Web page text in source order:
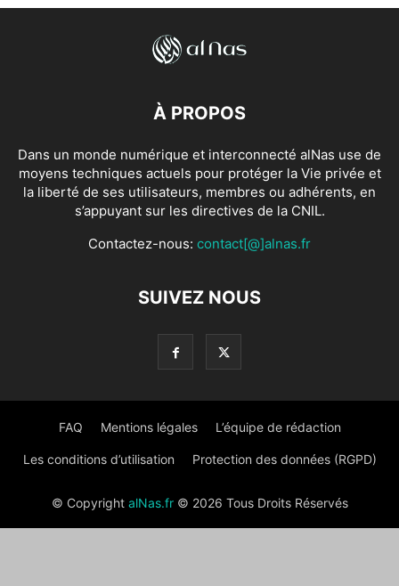
À PROPOS
Dans un monde numérique et interconnecté alNas use de
moyens techniques actuels pour protéger la Vie privée et
la liberté de ses utilisateurs, membres ou adhérents, en
s’appuyant sur les directives de la CNIL.
Contactez-nous: contact[@]alnas.fr
SUIVEZ NOUS
FAQ Mentions légales L’équipe de rédaction
Les conditions d’utilisation Protection des données (RGPD)
© Copyright alNas.fr© 2026 Tous Droits Réservés